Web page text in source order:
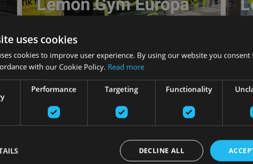
Lemon Gym Europa
Посмотреть
uses cookies
cookies to improve user experience. By using our website you consent
with our Cookie Policy. Read more
Performance Targeting Functionality
DECLINE ALL